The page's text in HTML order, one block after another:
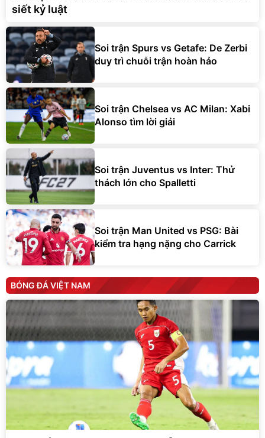
siết kỷ luật
Soi trận Spurs vs Getafe: De Zerbi
duy trì chuỗi trận hoàn hảo
Soi trận Chelsea vs AC Milan: Xabi
Alonso tìm lời giải
Soi trận Juventus vs Inter: Thử
thách lớn cho Spalletti
Soi trận Man United vs PSG: Bài
kiểm tra hạng nặng cho Carrick
BÓNG ĐÁ VIỆT NAM